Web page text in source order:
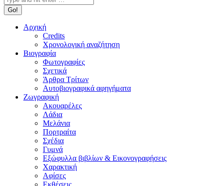
Αρχική
Credits
Χρονολογική αναζήτηση
Βιογραφία
Φωτογραφίες
Σχετικά
Άρθρα Τρίτων
Αυτοβιογραφικά αφηγήματα
Ζωγραφική
Ακουαρέλες
Λάδια
Μελάνια
Πορτραίτα
Σχέδια
Γυμνά
Εξώφυλλα βιβλίων & Εικονογραφήσεις
Χαρακτική
Αφίσες
Εκθέσεις